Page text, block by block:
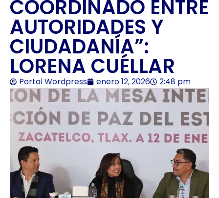
COORDINADO ENTRE
AUTORIDADES Y
CIUDADANÍA”:
LORENA CUÉLLAR
Portal Wordpress enero 12, 2026 2:48 pm